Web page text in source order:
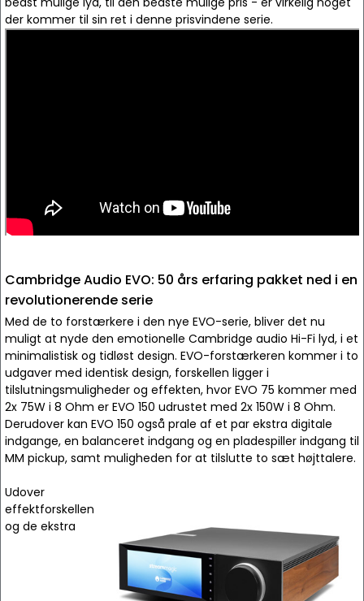
der kommer til sin ret i denne prisvindene serie.
Cambridge Audio EVO: 50 års erfaring pakket ned i en
revolutionerende serie
Med de to forstærkere i den nye EVO-serie, bliver det nu
muligt at nyde den emotionelle Cambridge audio Hi-Fi lyd, i et
minimalistisk og tidløst design. EVO-forstærkeren kommer i to
udgaver med identisk design, forskellen ligger i
tilslutningsmuligheder og effekten, hvor EVO 75 kommer med
2x 75W i 8 Ohm er EVO 150 udrustet med 2x 150W i 8 Ohm.
Derudover kan EVO 150 også prale af et par ekstra digitale
indgange, en balanceret indgang og en pladespiller indgang til
MM pickup, samt muligheden for at tilslutte to sæt højttalere.
Udover
effektforskellen
og de ekstra